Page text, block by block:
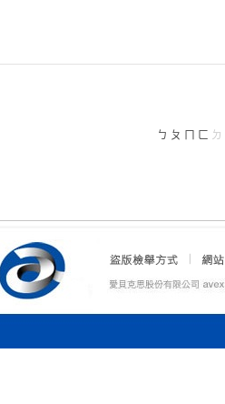
ㄅ ㄆ ㄈ ㄉ